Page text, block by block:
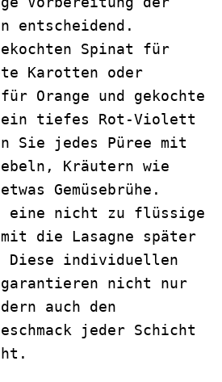
entscheidend.
Spinat für
Karotten oder
Orange und gekochte
ein tiefes Rot-Violett
Sie jedes Püree mit
Kräutern wie
Gemüsebrühe.
eine nicht zu flüssige
die Lasagne später
individuellen
garantieren nicht nur
auch den
jeder Schicht